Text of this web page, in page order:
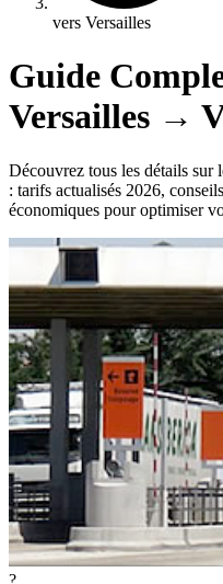
vers Versailles
Guide
Versailles →
Découvrez tous les détails sur
: tarifs actualisés 2026,
économiques pour optimiser
?